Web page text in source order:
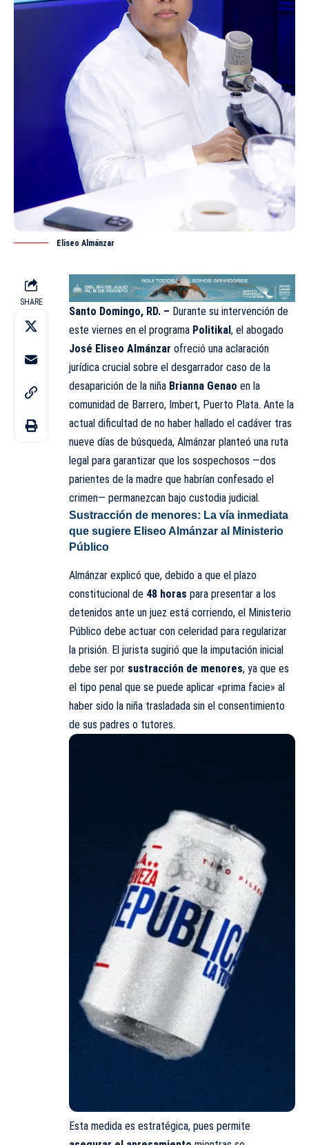
Eliseo Almánzar
SHARE
Santo Domingo, RD. – Durante su intervención de
este viernes en el programa Politikal , el abogado
José Eliseo Almánzar ofreció una aclaración
jurídica crucial sobre el desgarrador caso de la
desaparición de la niña Brianna Genao en la
comunidad de Barrero, Imbert, Puerto Plata. Ante la
actual dificultad de no haber hallado el cadáver tras
nueve días de búsqueda, Almánzar planteó una ruta
legal para garantizar que los sospechosos —dos
parientes de la madre que habrían confesado el
crimen— permanezcan bajo custodia judicial.
Sustracción de menores: La vía inmediata
que sugiere Eliseo Almánzar al Ministerio
Público
Almánzar explicó que, debido a que el plazo
constitucional de 48 horas para presentar a los
detenidos ante un juez está corriendo, el Ministerio
Público debe actuar con celeridad para regularizar
la prisión. El jurista sugirió que la imputación inicial
debe ser por sustracción de menores, ya que es
el tipo penal que se puede aplicar «prima facie» al
haber sido la niña trasladada sin el consentimiento
de sus padres o tutores.
Esta medida es estratégica, pues permite